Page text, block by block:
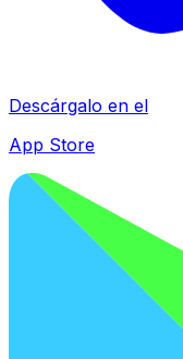
Descárgalo en el
App Store